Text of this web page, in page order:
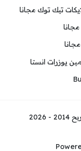
تيك توك مجانا
يوزرات انستا